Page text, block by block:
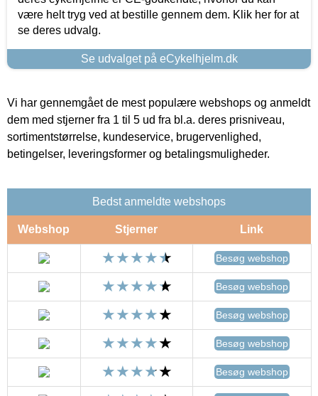
være helt tryg ved at bestille gennem dem. Klik her for at
se deres udvalg.
Se udvalget på eCykelhjelm.dk
Vi har gennemgået de mest populære webshops og anmeldt
dem med stjerner fra 1 til 5 ud fra bl.a. deres prisniveau,
sortimentstørrelse, kundeservice, brugervenlighed,
betingelser, leveringsformer og betalingsmuligheder.
Bedst anmeldte webshops
Webshop Stjerner Link
Besøg webshop
Besøg webshop
Besøg webshop
Besøg webshop
Besøg webshop